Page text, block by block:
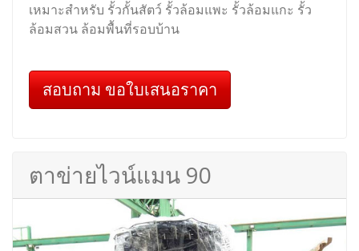
เหมาะสำหรับ รั้วกั้นสัตว์ รั้วล้อมแพะ รั้วล้อมแกะ รั้ว
ล้อมสวน ล้อมพื้นที่รอบบ้าน
สอบถาม ขอใบเสนอราคา
ตาข่ายไวน์แมน 90